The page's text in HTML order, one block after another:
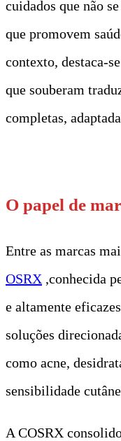
cuidados que não
que promovem
contexto, destaca-
que souberam
completas,
O papel de
Entre as marcas
OSRX ,conhecida
e altamente
soluções
como acne,
sensibilidade
A COSRX